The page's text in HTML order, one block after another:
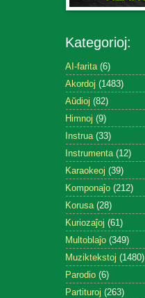
Kategorioj:
AI-farita (6)
Akordoj (1483)
Aŭdioj (82)
Himnoj (9)
Instrua (33)
Instrumenta (12)
Karaokeoj (39)
Komponaĵo (212)
Korusa (28)
Kuriozaĵoj (61)
Multoblaĵo (349)
Muziktekstoj (1480)
Parodio (6)
Partituroj (263)